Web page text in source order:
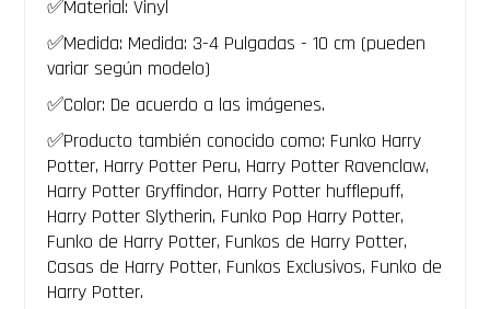
mundo
magico
HarryPotter
pelicula
fenix
wizarding
world
gryffindor
PREVENTA
cantidad
✅Material: Vinyl
✅Medida: Medida: 3-4 Pulgadas - 10 cm (pueden
variar según modelo)
✅Color: De acuerdo a las imágenes.
✅Producto también conocido como: Funko Harry
Potter, Harry Potter Peru, Harry Potter Ravenclaw,
Harry Potter Gryffindor, Harry Potter hufflepuff,
Harry Potter Slytherin, Funko Pop Harry Potter,
Funko de Harry Potter, Funkos de Harry Potter,
Casas de Harry Potter, Funkos Exclusivos, Funko de
Harry Potter.